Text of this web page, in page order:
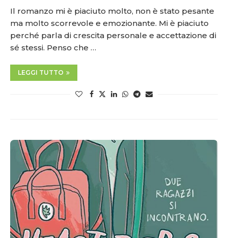
Il romanzo mi è piaciuto molto, non è stato pesante
ma molto scorrevole e emozionante. Mi è piaciuto
perché parla di crescita personale e accettazione di
sé stessi. Penso che …
LEGGI TUTTO